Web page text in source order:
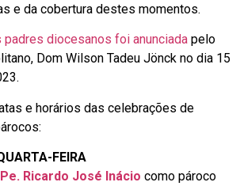
e da cobertura destes momentos.
diocesanos foi anunciada pelo
Dom Wilson Tadeu Jönck no dia 15
e horários das celebrações de
FEIRA
Pe. Ricardo José Inácio como pároco